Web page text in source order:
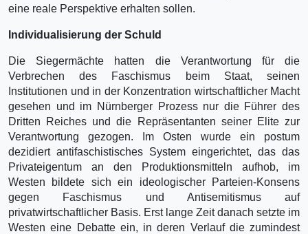
eine reale Perspektive erhalten sollen.
Individualisierung der Schuld
Die Siegermächte hatten die Verantwortung für die
Verbrechen des Faschismus beim Staat, seinen
Institutionen und in der Konzentration wirtschaftlicher Macht
gesehen und im Nürnberger Prozess nur die Führer des
Dritten Reiches und die Repräsentanten seiner Elite zur
Verantwortung gezogen. Im Osten wurde ein postum
dezidiert antifaschistisches System eingerichtet, das das
Privateigentum an den Produktionsmitteln aufhob, im
Westen bildete sich ein ideologischer Parteien-Konsens
gegen Faschismus und Antisemitismus auf
privatwirtschaftlicher Basis. Erst lange Zeit danach setzte im
Westen eine Debatte ein, in deren Verlauf die zumindest